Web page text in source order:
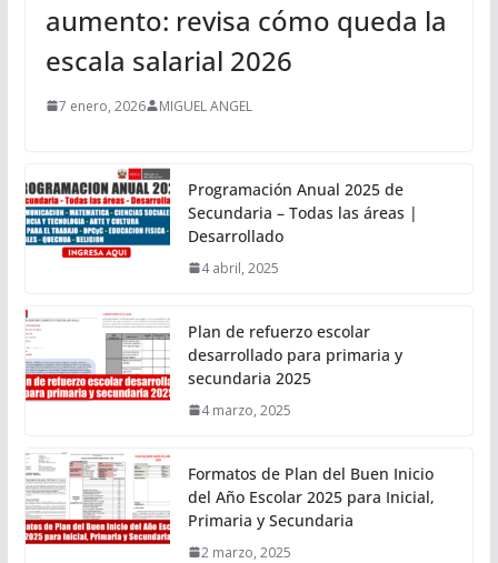
aumento: revisa cómo queda la
escala salarial 2026
7 enero, 2026 MIGUEL ANGEL
Programación Anual 2025 de
Secundaria – Todas las áreas |
Desarrollado
4 abril, 2025
Plan de refuerzo escolar
desarrollado para primaria y
secundaria 2025
4 marzo, 2025
Formatos de Plan del Buen Inicio
del Año Escolar 2025 para Inicial,
Primaria y Secundaria
2 marzo, 2025